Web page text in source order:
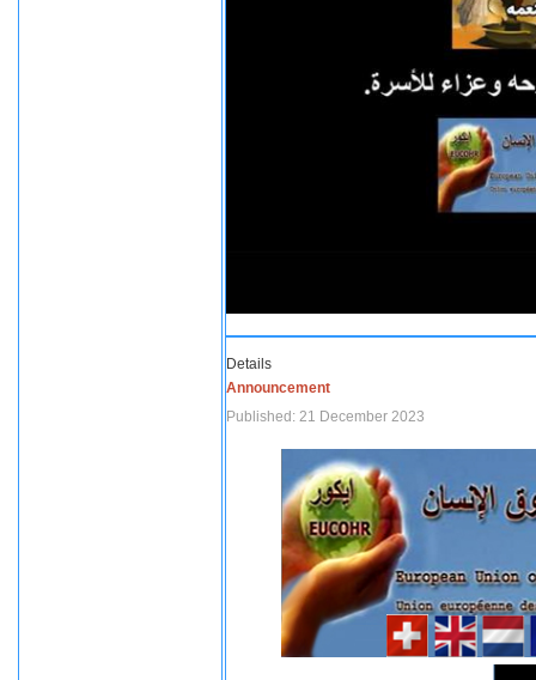
Details
Announcement
Published: 21 December 2023